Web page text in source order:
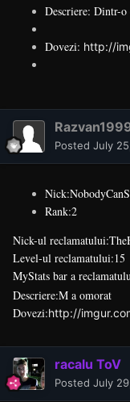
Descriere: Dintr-o
Dovezi: http://
Posted July
Rank:2
Nick-ul
Level-ul reclamatului:15
MyStats bar a
Descriere:M a omorat
Dovezi:http://
racalu ToV
Posted July